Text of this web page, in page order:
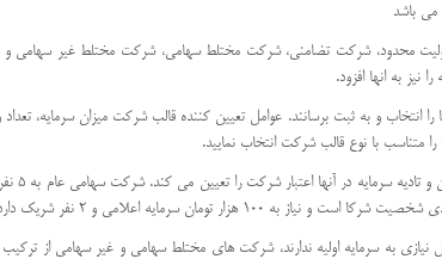
می باشد
خاص، شرکت با مسئولیت محدود، شرکت تضامنی، شرکت مختلط سهامی، شرکت مختلط
نیز به انها افزود.
انتخاب و به ثبت برسانند. عوامل تعیین کننده قالب شرکت میزان سرمایه،
متناسب با نوع قالب شرکت انتخاب نمایید.
نیازی به سرمایه اولیه ندارند، شرکت های مختلط سهامی و غیر سهامی از